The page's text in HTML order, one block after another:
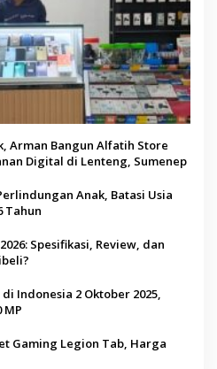
Arman Bangun Alfatih Store
Digital di Lenteng, Sumenep
Anak, Batasi Usia
Tahun
Spesifikasi, Review, dan
Indonesia 2 Oktober 2025,
MP
Gaming Legion Tab, Harga